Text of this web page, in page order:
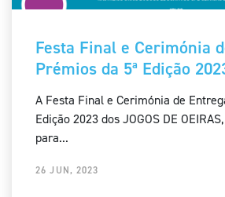
Festa Final e Cerimónia
Prémios da 5ª Edição
A Festa Final e Cerimónia de
Edição 2023 dos JOGOS DE
para...
26 JUN, 2023